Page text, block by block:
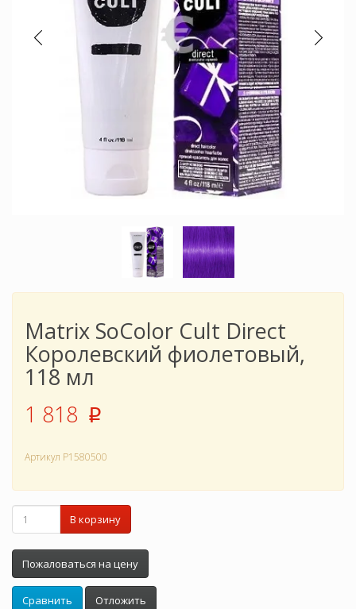
Matrix SoColor Cult Direct
Королевский фиолетовый,
118 мл
1 818 p
Артикул P1580500
В корзину
Пожаловаться на цену
Сравнить Отложить